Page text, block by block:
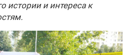
истории и интереса к